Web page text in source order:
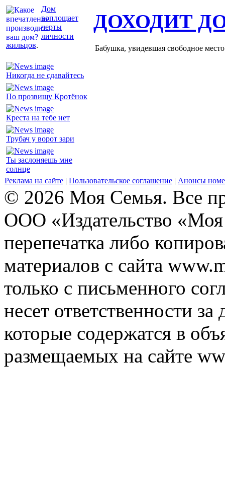
Дом
воплощает
черты
личности
жильцов.
Никогда не сдавайтесь
По прозвищу Кротёнок
Креста на тебе нет
Трубач у ворот зари
Ты заслоняешь мне
солнце
ДОХОДИТ
Бабушка, увидевшая свободное
Реклама на сайте | Пользовательское соглашение | Анонсы
© 2026 Моя Семья. Все
ООО «Издательство
перепечатка либо
материалов с сайта
только с письменного
несет ответственности
которые содержатся в
размещаемых на сайте